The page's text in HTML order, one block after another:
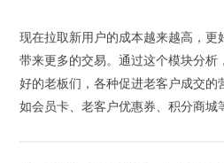
现在拉取新用户的成本越来越高，更
带来更多的交易。通过这个模块分析
好的老板们，各种促进老客户成交的
如会员卡、老客户优惠券、积分商城